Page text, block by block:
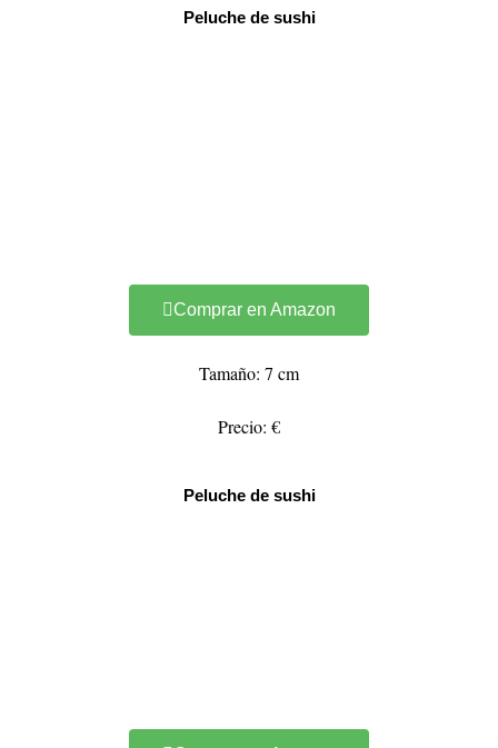
Peluche de sushi
Comprar en Amazon
Tamaño: 7 cm
Precio: €
Peluche de sushi